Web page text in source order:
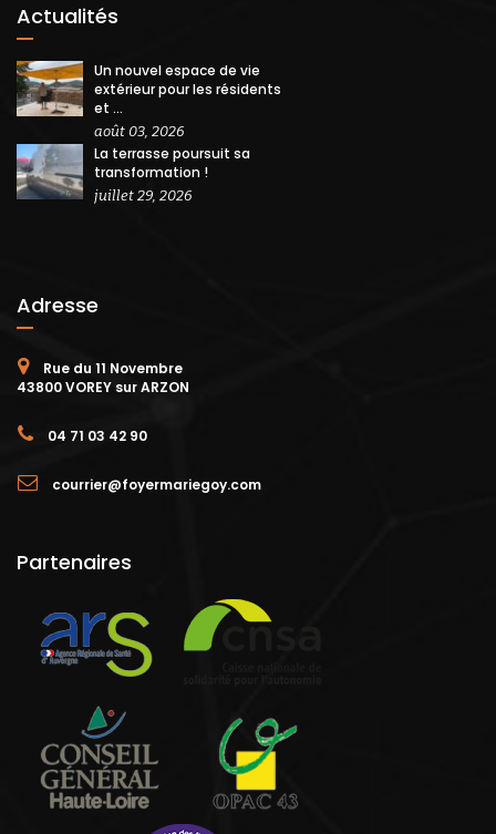
Actualités
Un nouvel espace de vie
extérieur pour les résidents
et ...
août 03, 2026
La terrasse poursuit sa
transformation !
juillet 29, 2026
Adresse
Rue du 11 Novembre
43800 VOREY sur ARZON
04 71 03 42 90
courrier@foyermariegoy.com
Partenaires